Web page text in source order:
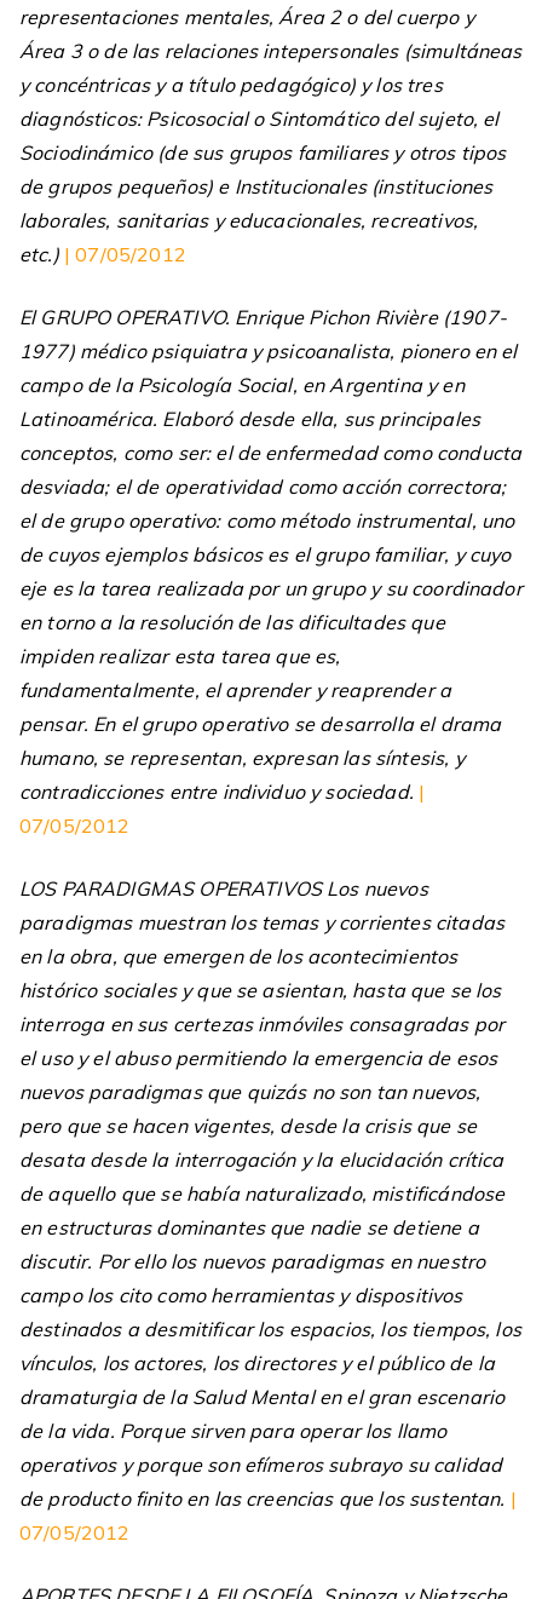
representaciones mentales, Área 2 o del cuerpo y
Área 3 o de las relaciones intepersonales (simultáneas
y concéntricas y a título pedagógico) y los tres
diagnósticos: Psicosocial o Sintomático del sujeto, el
Sociodinámico (de sus grupos familiares y otros tipos
de grupos pequeños) e Institucionales (instituciones
laborales, sanitarias y educacionales, recreativos,
etc.) | 07/05/2012
El GRUPO OPERATIVO. Enrique Pichon Rivière (1907-
1977) médico psiquiatra y psicoanalista, pionero en el
campo de la Psicología Social, en Argentina y en
Latinoamérica. Elaboró desde ella, sus principales
conceptos, como ser: el de enfermedad como conducta
desviada; el de operatividad como acción correctora;
el de grupo operativo: como método instrumental, uno
de cuyos ejemplos básicos es el grupo familiar, y cuyo
eje es la tarea realizada por un grupo y su coordinador
en torno a la resolución de las dificultades que
impiden realizar esta tarea que es,
fundamentalmente, el aprender y reaprender a
pensar. En el grupo operativo se desarrolla el drama
humano, se representan, expresan las síntesis, y
contradicciones entre individuo y sociedad. |
07/05/2012
LOS PARADIGMAS OPERATIVOS Los nuevos
paradigmas muestran los temas y corrientes citadas
en la obra, que emergen de los acontecimientos
histórico sociales y que se asientan, hasta que se los
interroga en sus certezas inmóviles consagradas por
el uso y el abuso permitiendo la emergencia de esos
nuevos paradigmas que quizás no son tan nuevos,
pero que se hacen vigentes, desde la crisis que se
desata desde la interrogación y la elucidación crítica
de aquello que se había naturalizado, mistificándose
en estructuras dominantes que nadie se detiene a
discutir. Por ello los nuevos paradigmas en nuestro
campo los cito como herramientas y dispositivos
destinados a desmitificar los espacios, los tiempos, los
vínculos, los actores, los directores y el público de la
dramaturgia de la Salud Mental en el gran escenario
de la vida. Porque sirven para operar los llamo
operativos y porque son efímeros subrayo su calidad
de producto finito en las creencias que los sustentan. |
07/05/2012